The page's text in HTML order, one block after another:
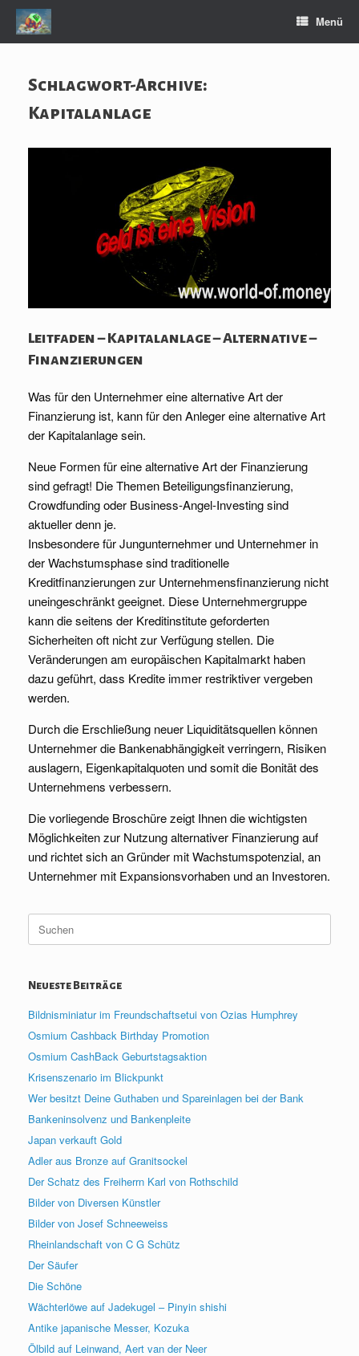
Zum
Inhalt
springen
Menü
Schlagwort-Archive:
Kapitalanlage
Leitfaden – Kapitalanlage – Alternative –
Finanzierungen
Was für den Unternehmer eine alternative Art der
Finanzierung ist, kann für den Anleger eine alternative Art
der Kapitalanlage sein.
Neue Formen für eine alternative Art der Finanzierung
sind gefragt! Die Themen Beteiligungsfinanzierung,
Crowdfunding oder Business-Angel-Investing sind
aktueller denn je.
Insbesondere für Jungunternehmer und Unternehmer in
der Wachstumsphase sind traditionelle
Kreditfinanzierungen zur Unternehmensfinanzierung nicht
uneingeschränkt geeignet. Diese Unternehmergruppe
kann die seitens der Kreditinstitute geforderten
Sicherheiten oft nicht zur Verfügung stellen. Die
Veränderungen am europäischen Kapitalmarkt haben
dazu geführt, dass Kredite immer restriktiver vergeben
werden.
Durch die Erschließung neuer Liquiditätsquellen können
Unternehmer die Bankenabhängigkeit verringern, Risiken
auslagern, Eigenkapitalquoten und somit die Bonität des
Unternehmens verbessern.
Die vorliegende Broschüre zeigt Ihnen die wichtigsten
Möglichkeiten zur Nutzung alternativer Finanzierung auf
und richtet sich an Gründer mit Wachstumspotenzial, an
Unternehmer mit Expansionsvorhaben und an Investoren.
Suche
nach:
Neueste Beiträge
Bildnisminiatur im Freundschaftsetui von Ozias Humphrey
Osmium Cashback Birthday Promotion
Osmium CashBack Geburtstagsaktion
Krisenszenario im Blickpunkt
Wer besitzt Deine Guthaben und Spareinlagen bei der Bank
Bankeninsolvenz und Bankenpleite
Japan verkauft Gold
Adler aus Bronze auf Granitsockel
Der Schatz des Freiherrn Karl von Rothschild
Bilder von Diversen Künstler
Bilder von Josef Schneeweiss
Rheinlandschaft von C G Schütz
Der Säufer
Die Schöne
Wächterlöwe auf Jadekugel – Pinyin shishi
Antike japanische Messer, Kozuka
Ölbild auf Leinwand, Aert van der Neer